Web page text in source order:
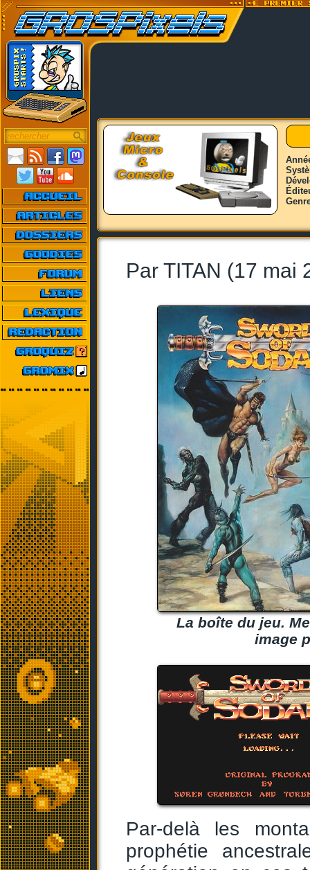
Par TITAN (17 mai
La boîte du jeu.
image
Par-delà les
prophétie